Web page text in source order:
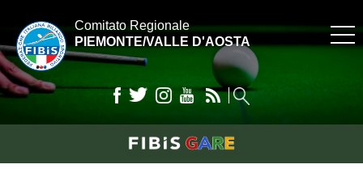
Comitato Regionale
PIEMONTE/VALLE D'AOSTA